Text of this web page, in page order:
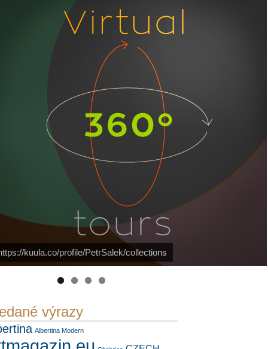
https://kuula.co/profile/PetrSalek/collections
PetrSalek.com
mediální partnerFotoVideo.cz
výrazy
Albertina Modern